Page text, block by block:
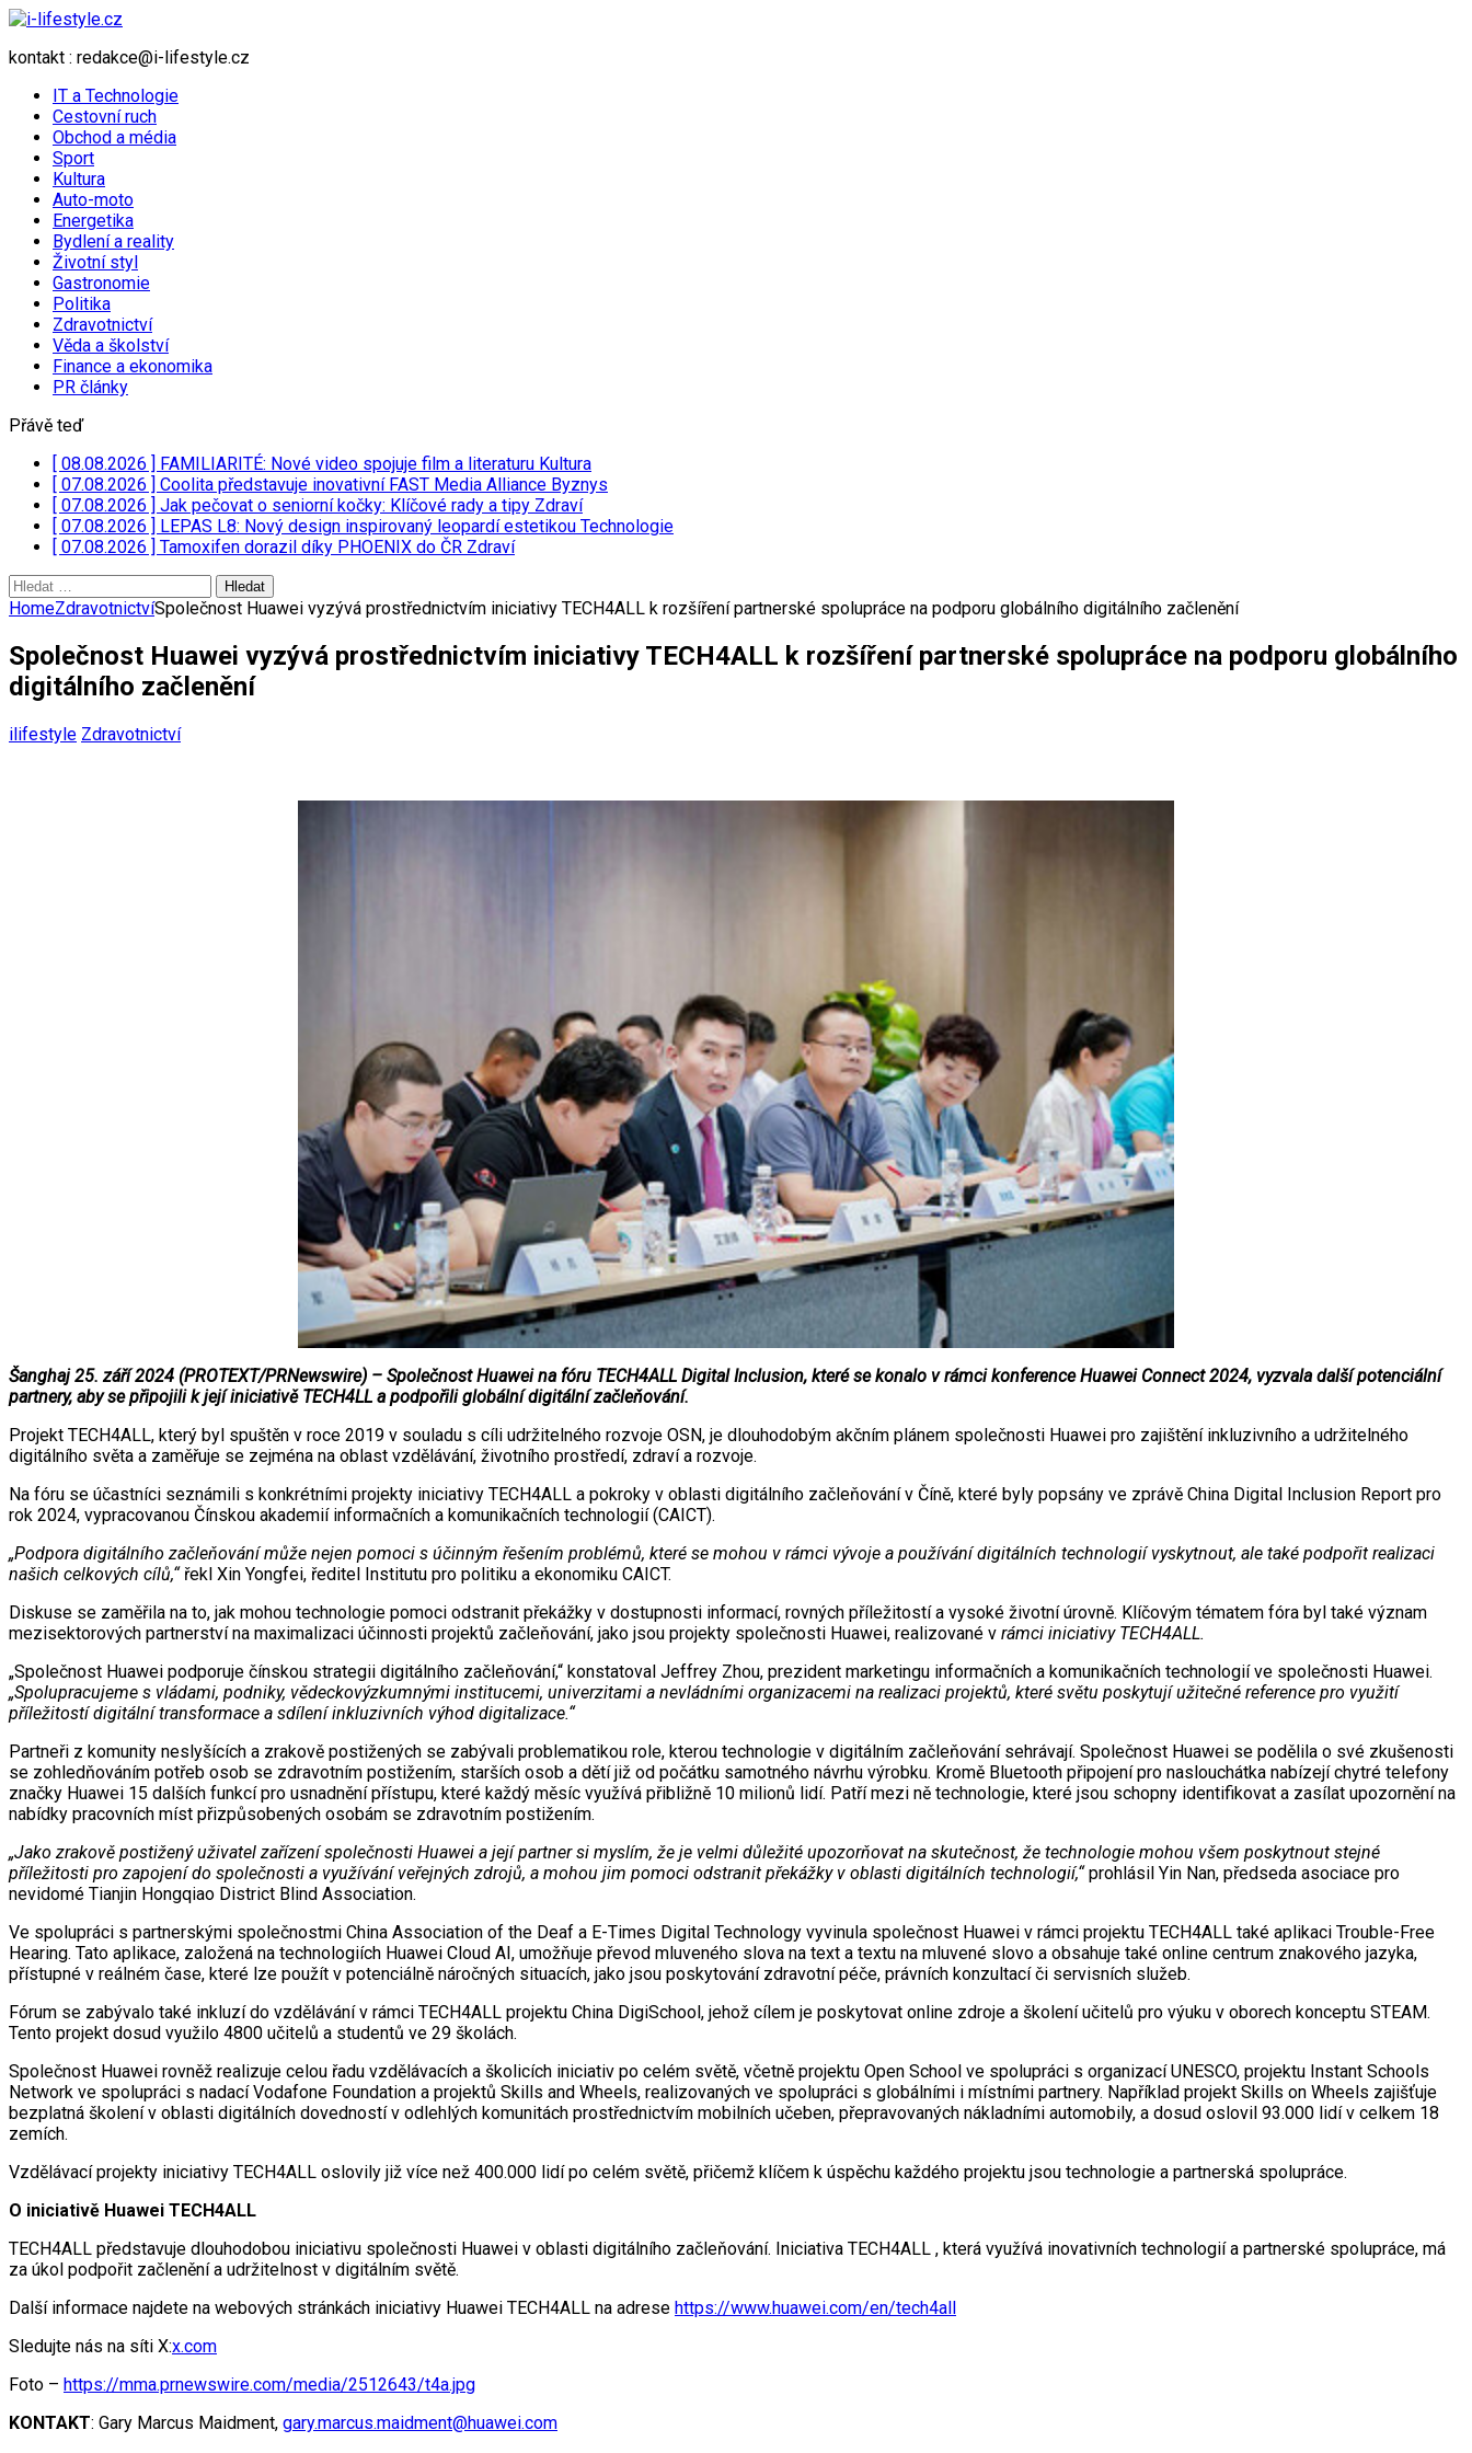
kontakt : redakce@i-lifestyle.cz
IT a Technologie
Cestovní ruch
Obchod a média
Sport
Kultura
Auto-moto
Energetika
Bydlení a reality
Životní styl
Gastronomie
Politika
Zdravotnictví
Věda a školství
Finance a ekonomika
PR články
Přávě teď
[ 08.08.2026 ] FAMILIARITÉ: Nové video spojuje film a literaturu Kultura
[ 07.08.2026 ] Coolita představuje inovativní FAST Media Alliance Byznys
[ 07.08.2026 ] Jak pečovat o seniorní kočky: Klíčové rady a tipy Zdraví
[ 07.08.2026 ] LEPAS L8: Nový design inspirovaný leopardí estetikou Technologie
[ 07.08.2026 ] Tamoxifen dorazil díky PHOENIX do ČR Zdraví
Vyhledávání
HomeZdravotnictvíSpolečnost Huawei vyzývá prostřednictvím iniciativy TECH4ALL k rozšíření partnerské spolupráce na podporu globálního digitálního začlenění
Společnost Huawei vyzývá prostřednictvím iniciativy TECH4ALL k rozšíření partnerské spolupráce na podporu globálního
digitálního začlenění
ilifestyle Zdravotnictví
Šanghaj 25. září 2024 (PROTEXT/PRNewswire) – Společnost Huawei na fóru TECH4ALL Digital Inclusion, které se konalo v rámci konference Huawei Connect 2024, vyzvala další potenciální
partnery, aby se připojili k její iniciativě TECH4LL a podpořili globální digitální začleňování.
Projekt TECH4ALL, který byl spuštěn v roce 2019 v souladu s cíli udržitelného rozvoje OSN, je dlouhodobým akčním plánem společnosti Huawei pro zajištění inkluzivního a udržitelného
digitálního světa a zaměřuje se zejména na oblast vzdělávání, životního prostředí, zdraví a rozvoje.
Na fóru se účastníci seznámili s konkrétními projekty iniciativy TECH4ALL a pokroky v oblasti digitálního začleňování v Číně, které byly popsány ve zprávě China Digital Inclusion Report pro
rok 2024, vypracovanou Čínskou akademií informačních a komunikačních technologií (CAICT).
„Podpora digitálního začleňování může nejen pomoci s účinným řešením problémů, které se mohou v rámci vývoje a používání digitálních technologií vyskytnout, ale také podpořit realizaci
našich celkových cílů,“řekl Xin Yongfei, ředitel Institutu pro politiku a ekonomiku CAICT.
Diskuse se zaměřila na to, jak mohou technologie pomoci odstranit překážky v dostupnosti informací, rovných příležitostí a vysoké životní úrovně. Klíčovým tématem fóra byl také význam
mezisektorových partnerství na maximalizaci účinnosti projektů začleňování, jako jsou projekty společnosti Huawei, realizované v rámci iniciativy TECH4ALL.
„Společnost Huawei podporuje čínskou strategii digitálního začleňování,“ konstatoval Jeffrey Zhou, prezident marketingu informačních a komunikačních technologií ve společnosti Huawei.
„Spolupracujeme s vládami, podniky, vědeckovýzkumnými institucemi, univerzitami a nevládními organizacemi na realizaci projektů, které světu poskytují užitečné reference pro využití
příležitostí digitální transformace a sdílení inkluzivních výhod digitalizace.“
Partneři z komunity neslyšících a zrakově postižených se zabývali problematikou role, kterou technologie v digitálním začleňování sehrávají. Společnost Huawei se podělila o své zkušenosti
se zohledňováním potřeb osob se zdravotním postižením, starších osob a dětí již od počátku samotného návrhu výrobku. Kromě Bluetooth připojení pro naslouchátka nabízejí chytré telefony
značky Huawei 15 dalších funkcí pro usnadnění přístupu, které každý měsíc využívá přibližně 10 milionů lidí. Patří mezi ně technologie, které jsou schopny identifikovat a zasílat upozornění na
nabídky pracovních míst přizpůsobených osobám se zdravotním postižením.
„Jako zrakově postižený uživatel zařízení společnosti Huawei a její partner si myslím, že je velmi důležité upozorňovat na skutečnost, že technologie mohou všem poskytnout stejné
příležitosti pro zapojení do společnosti a využívání veřejných zdrojů, a mohou jim pomoci odstranit překážky v oblasti digitálních technologií,“prohlásil Yin Nan, předseda asociace pro
nevidomé Tianjin Hongqiao District Blind Association.
Ve spolupráci s partnerskými společnostmi China Association of the Deaf a E-Times Digital Technology vyvinula společnost Huawei v rámci projektu TECH4ALL také aplikaci Trouble-Free
Hearing. Tato aplikace, založená na technologiích Huawei Cloud AI, umožňuje převod mluveného slova na text a textu na mluvené slovo a obsahuje také online centrum znakového jazyka,
přístupné v reálném čase, které lze použít v potenciálně náročných situacích, jako jsou poskytování zdravotní péče, právních konzultací či servisních služeb.
Fórum se zabývalo také inkluzí do vzdělávání v rámci TECH4ALL projektu China DigiSchool, jehož cílem je poskytovat online zdroje a školení učitelů pro výuku v oborech konceptu STEAM.
Tento projekt dosud využilo 4800 učitelů a studentů ve 29 školách.
Společnost Huawei rovněž realizuje celou řadu vzdělávacích a školicích iniciativ po celém světě, včetně projektu Open School ve spolupráci s organizací UNESCO, projektu Instant Schools
Network ve spolupráci s nadací Vodafone Foundation a projektů Skills and Wheels, realizovaných ve spolupráci s globálními i místními partnery. Například projekt Skills on Wheels zajišťuje
bezplatná školení v oblasti digitálních dovedností v odlehlých komunitách prostřednictvím mobilních učeben, přepravovaných nákladními automobily, a dosud oslovil 93.000 lidí v celkem 18
zemích.
Vzdělávací projekty iniciativy TECH4ALL oslovily již více než 400.000 lidí po celém světě, přičemž klíčem k úspěchu každého projektu jsou technologie a partnerská spolupráce.
O iniciativě Huawei TECH4ALL
TECH4ALL představuje dlouhodobou iniciativu společnosti Huawei v oblasti digitálního začleňování. Iniciativa TECH4ALL , která využívá inovativních technologií a partnerské spolupráce, má
za úkol podpořit začlenění a udržitelnost v digitálním světě.
Další informace najdete na webových stránkách iniciativy Huawei TECH4ALL na adrese https://www.huawei.com/en/tech4all
Sledujte nás na síti X:x.com
Foto – https://mma.prnewswire.com/media/2512643/t4a.jpg
KONTAKT: Gary Marcus Maidment, gary.marcus.maidment@huawei.com